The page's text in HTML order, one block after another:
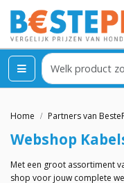
Home Partners van
Webshop
Met een groot assortiment
shop voor jouw complete